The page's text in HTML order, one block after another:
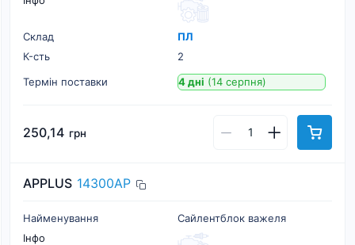
Склад
ПЛ
К-cть
2
Термін поставки
4 дні (14 серпня)
250,14 грн
APPLUS 14300AP
Найменування
Сайлентблок важеля
Інфо